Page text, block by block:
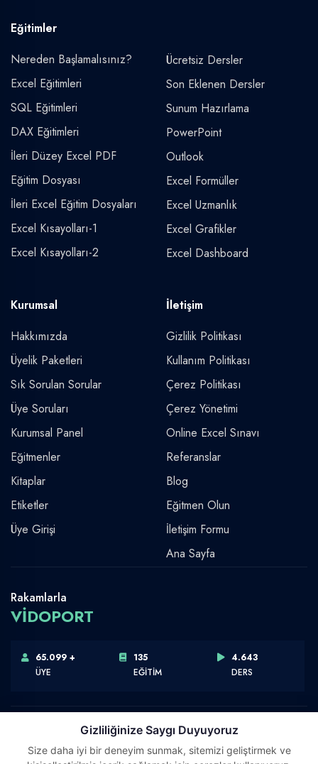
Eğitimler
Nereden Başlamalısınız?
Excel Eğitimleri
SQL Eğitimleri
DAX Eğitimleri
İleri Düzey Excel PDF
Eğitim Dosyası
İleri Excel Eğitim Dosyaları
Excel Kısayolları-1
Excel Kısayolları-2
Ücretsiz Dersler
Son Eklenen Dersler
Sunum Hazırlama
PowerPoint
Outlook
Excel Formüller
Excel Uzmanlık
Excel Grafikler
Excel Dashboard
Kurumsal
Hakkımızda
Üyelik Paketleri
Sık Sorulan Sorular
Üye Soruları
Kurumsal Panel
Eğitmenler
Kitaplar
Etiketler
Üye Girişi
İletişim
Gizlilik Politikası
Kullanım Politikası
Çerez Politikası
Çerez Yönetimi
Online Excel Sınavı
Referanslar
Blog
Eğitmen Olun
İletişim Formu
Ana Sayfa
Rakamlarla
VİDOPORT
65.099 +
ÜYE
135
EĞİTİM
4.643
DERS
Telif Hakkı © 2026 Vidoport, Inc.
Gizliliğinize Saygı Duyuyoruz
Size daha iyi bir deneyim sunmak, sitemizi geliştirmek ve